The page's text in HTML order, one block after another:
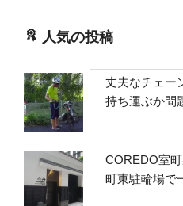
人気の投稿
丈夫なチェー
持ち運ぶか問
COREDO室
町東駐輪場で